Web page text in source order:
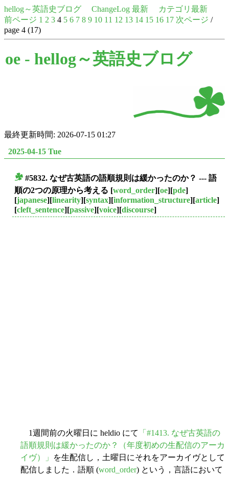
hellog～英語史ブログ ChangeLog 最新
カテゴリ最新
前ページ 1 2 3 4 5 6 7 8 9 10 11 12 13 14 15 16 17 次ページ /
page 4 (17)
oe - hellog～英語史ブログ
最終更新時間: 2026-07-15 01:27
2025-04-15 Tue
#5832. なぜ古英語の語順規則は緩かったのか？ --- 語
順の2つの原理から考える [word_order][oe][pde]
[japanese][linearity][syntax][information_structure][article]
[cleft_sentence][passive][voice][discourse]
1週間前の火曜日に heldio にて
「#1413. なぜ古英語の
語順規則は緩かったのか？（年度初めの生配信のアーカ
イヴ）」
を生配信し，土曜日にそれをアーカイヴとして
配信しました．語順 (word_order) という，言語において